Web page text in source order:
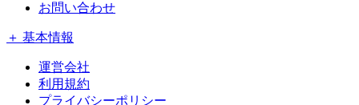
お問い合わせ
＋ 基本情報
運営会社
利用規約
プライバシーポリシー